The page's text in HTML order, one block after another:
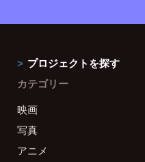
プロジェクトを探す
カテゴリー
映画
写真
アニメ